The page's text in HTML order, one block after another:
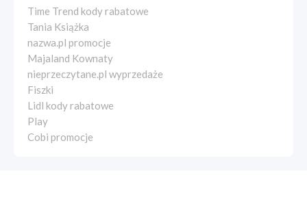
Time Trend kody rabatowe
Tania Książka
nazwa.pl promocje
Majaland Kownaty
nieprzeczytane.pl wyprzedaże
Fiszki
Lidl kody rabatowe
Play
Cobi promocje